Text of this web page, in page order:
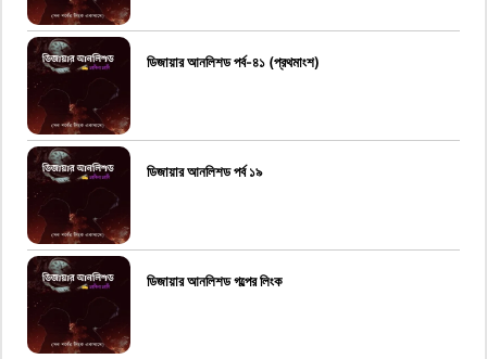
ডিজায়ার আনলিশড পর্ব-৪১ (প্রথমাংশ)
ডিজায়ার আনলিশড পর্ব ১৯
ডিজায়ার আনলিশড গল্পের লিংক